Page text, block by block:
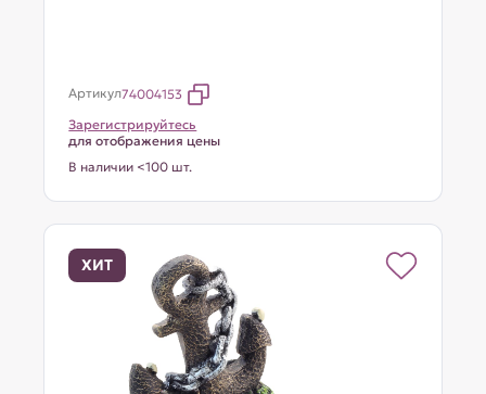
Артикул74004153
Зарегистрируйтесь
для отображения цены
В наличии <100 шт.
ХИТ